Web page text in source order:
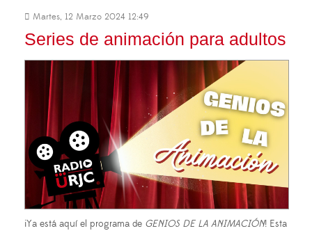
Martes, 12 Marzo 2024 12:49
Series de animación para adultos
¡Ya está aquí el programa de GENIOS DE LA ANIMACIÓN! Esta